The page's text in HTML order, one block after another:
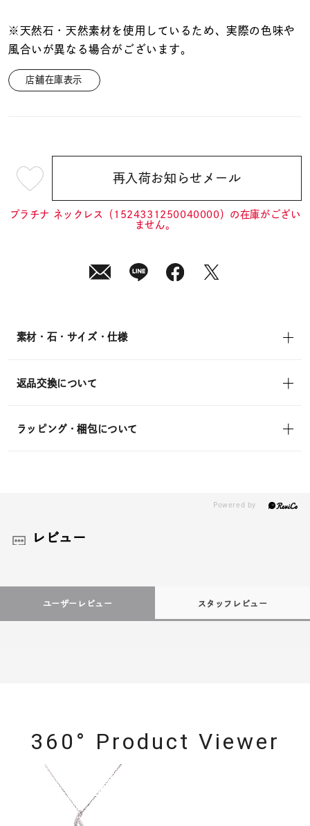
メンズ
リングサイズ
在庫 在庫ありのみ すべて表示
※天然石・天然素材を使用しているため、実際の色味や
風合いが異なる場合がございます。
店舗在庫表示
¥63,800 (tax
in)
再入荷お知らせメール
プラチナ ネックレス（1524331250040000）の在庫がござい
ません。
素材・石・サイズ・仕様
返品交換について
ラッピング・梱包について
レビュー
ユーザーレビュー スタッフレビュー
360° Product Viewer